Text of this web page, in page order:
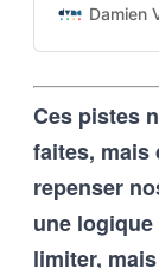
projet.
techniques,
outils
et vice-versa
Damien
Ces pistes
faites, mais
repenser
une
limiter,